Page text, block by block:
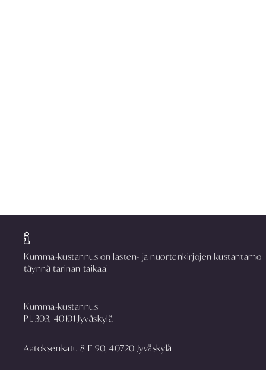
Kumma-kustannus on lasten- ja nuortenkirjojen kustantamo
täynnä tarinan taikaa!
Kumma-kustannus
PL 303, 40101 Jyväskylä
Aatoksenkatu 8 E 90, 40720 Jyväskylä